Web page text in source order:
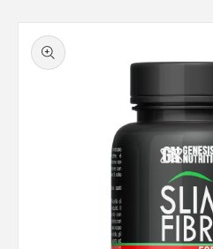
sul prodotto